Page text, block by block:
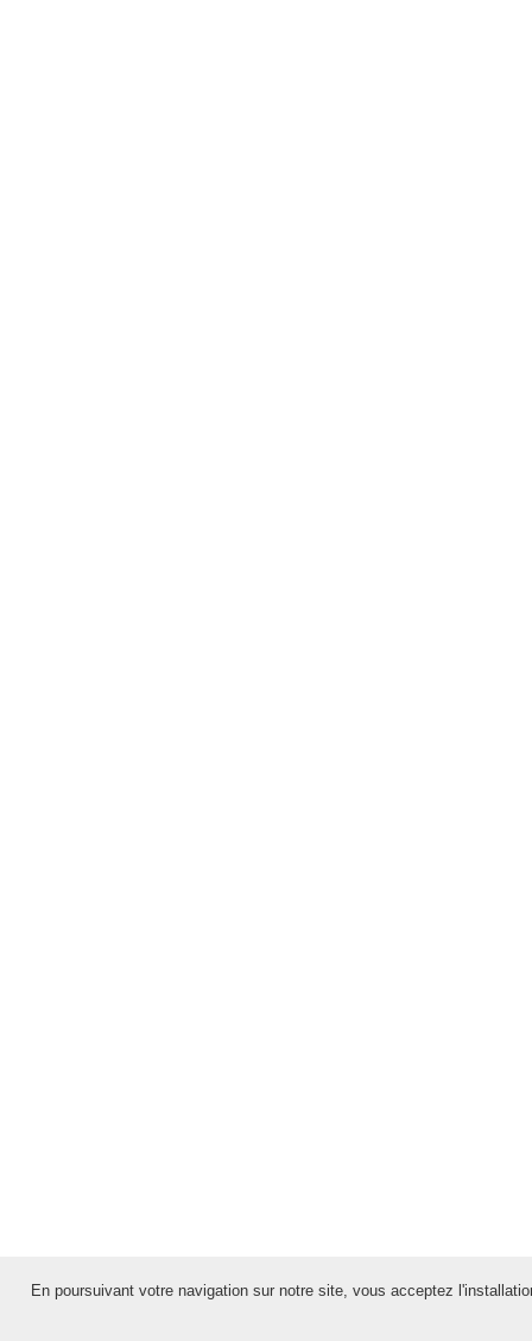
En poursuivant votre navigation sur notre site, vous acceptez